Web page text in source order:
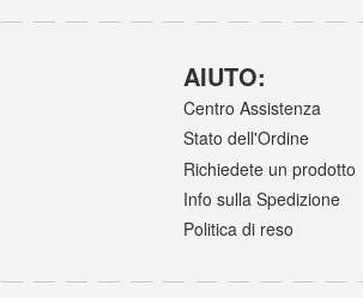
AIUTO:
Centro Assistenza
Stato dell'Ordine
Richiedete un prodotto
Info sulla Spedizione
Politica di reso